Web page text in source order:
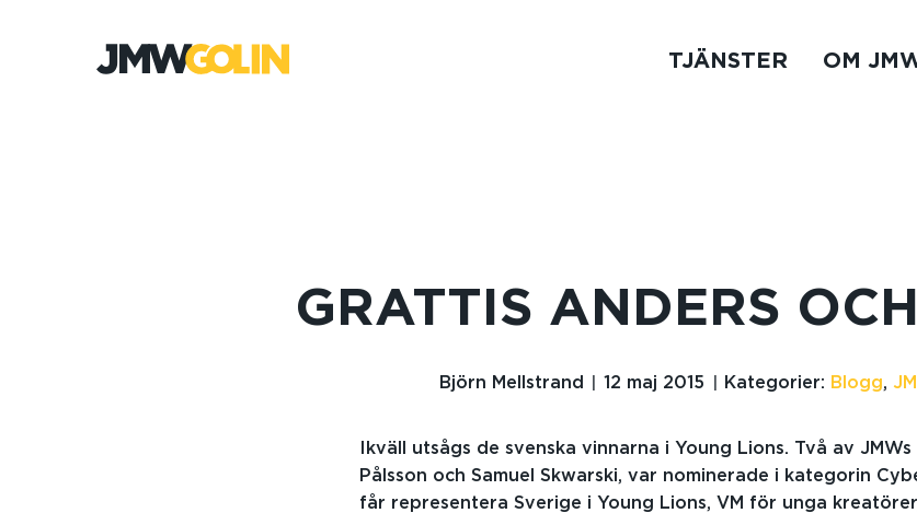
TJÄNSTER OM
GRATTIS ANDERS
Björn Mellstrand 12 maj 2015 Kategorier: Blogg,
Ikväll utsågs de svenska vinnarna i Young Lions. Två av
Pålsson och Samuel Skwarski, var nominerade i kategorin
får representera Sverige i Young Lions, VM för unga